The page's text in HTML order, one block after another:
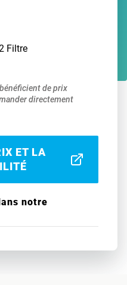
Filtre
de prix
directement
ET LA
notre